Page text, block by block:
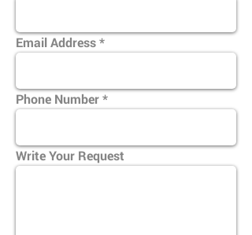
Email Address
Phone Number
Write Your Request